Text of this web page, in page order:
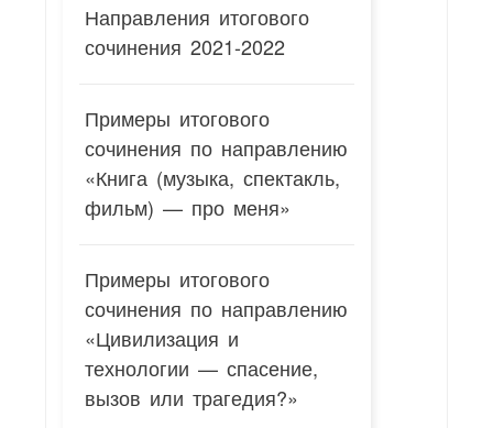
Направления итогового
сочинения 2021-2022
Примеры итогового
сочинения по направлению
«Книга (музыка, спектакль,
фильм) — про меня»
Примеры итогового
сочинения по направлению
«Цивилизация и
технологии — спасение,
вызов или трагедия?»